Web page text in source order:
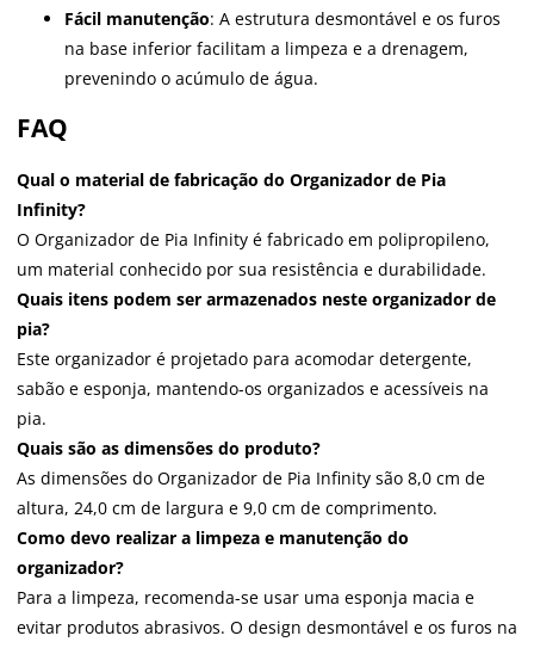
Fácil manutenção: A estrutura desmontável e os furos
na base inferior facilitam a limpeza e a drenagem,
prevenindo o acúmulo de água.
FAQ
Qual o material de fabricação do Organizador de Pia
Infinity?
O Organizador de Pia Infinity é fabricado em polipropileno,
um material conhecido por sua resistência e durabilidade.
Quais itens podem ser armazenados neste organizador de
pia?
Este organizador é projetado para acomodar detergente,
sabão e esponja, mantendo-os organizados e acessíveis na
pia.
Quais são as dimensões do produto?
As dimensões do Organizador de Pia Infinity são 8,0 cm de
altura, 24,0 cm de largura e 9,0 cm de comprimento.
Como devo realizar a limpeza e manutenção do
organizador?
Para a limpeza, recomenda-se usar uma esponja macia e
evitar produtos abrasivos. O design desmontável e os furos na